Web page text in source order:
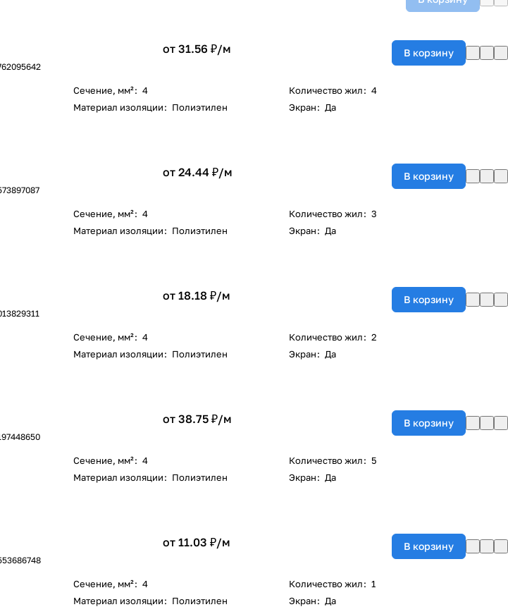
от 31.56 ₽/м В корзину
Сечение, мм²: 4 Количество жил: 4
Материал изоляции: Полиэтилен Экран: Да
от 24.44 ₽/м В корзину
Сечение, мм²: 4 Количество жил: 3
Материал изоляции: Полиэтилен Экран: Да
от 18.18 ₽/м В корзину
Сечение, мм²: 4 Количество жил: 2
Материал изоляции: Полиэтилен Экран: Да
от 38.75 ₽/м В корзину
Сечение, мм²: 4 Количество жил: 5
Материал изоляции: Полиэтилен Экран: Да
от 11.03 ₽/м В корзину
Сечение, мм²: 4 Количество жил: 1
Материал изоляции: Полиэтилен Экран: Да